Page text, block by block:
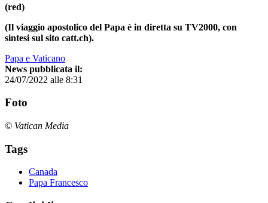
(red)
(Il viaggio apostolico del Papa è in diretta su TV2000, con
sintesi sul sito catt.ch).
Papa e Vaticano
News pubblicata il:
24/07/2022 alle 8:31
Foto
© Vatican Media
Tags
Canada
Papa Francesco